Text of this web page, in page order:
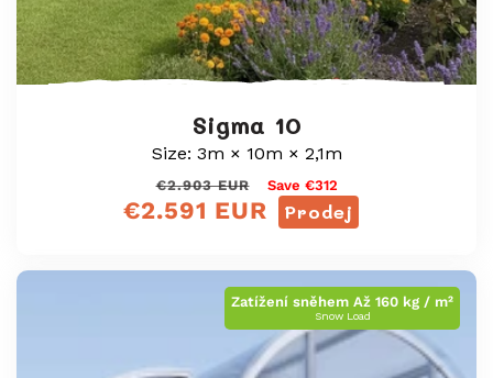
Sigma 10
Size: 3m × 10m × 2,1m
Běžná
cena
€2.903 EUR Save €312
Prodej
Výprodejová
cena
€2.591 EUR
Zatížení sněhem Až 160 kg / m²
Snow Load